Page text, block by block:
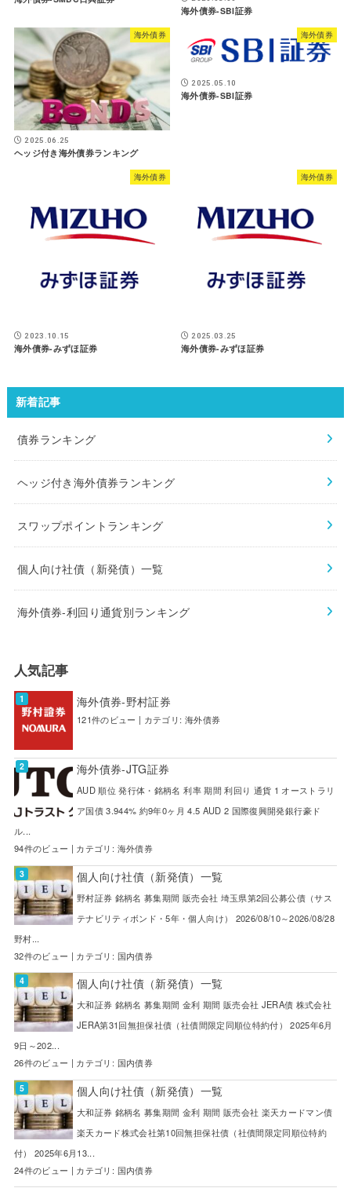
海外債券-SBI証券
海外債券
2025.06.25
ヘッジ付き海外債券ランキング
海外債券
2025.05.10
海外債券-SBI証券
海外債券
2023.10.15
海外債券-みずほ証券
海外債券
2025.03.25
海外債券-みずほ証券
新着記事
債券ランキング
ヘッジ付き海外債券ランキング
スワップポイントランキング
個人向け社債（新発債）一覧
海外債券-利回り通貨別ランキング
人気記事
海外債券-野村証券
121件のビュー | カテゴリ: 海外債券
海外債券-JTG証券
AUD 順位 発行体・銘柄名 利率 期間 利回り 通貨 1 オーストラリ
ア国債 3.944% 約9年0ヶ月 4.5 AUD 2 国際復興開発銀行豪ド
ル...
94件のビュー | カテゴリ: 海外債券
個人向け社債（新発債）一覧
野村証券 銘柄名 募集期間 販売会社 埼玉県第2回公募公債（サス
テナビリティボンド・5年・個人向け） 2026/08/10～2026/08/28
野村...
32件のビュー | カテゴリ: 国内債券
個人向け社債（新発債）一覧
大和証券 銘柄名 募集期間 金利 期間 販売会社 JERA債 株式会社
JERA第31回無担保社債（社債間限定同順位特約付） 2025年6月
9日～202...
26件のビュー | カテゴリ: 国内債券
個人向け社債（新発債）一覧
大和証券 銘柄名 募集期間 金利 期間 販売会社 楽天カードマン債
楽天カード株式会社第10回無担保社債（社債間限定同順位特約
付） 2025年6月13...
24件のビュー | カテゴリ: 国内債券